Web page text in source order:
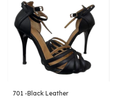
701 -Black Leather